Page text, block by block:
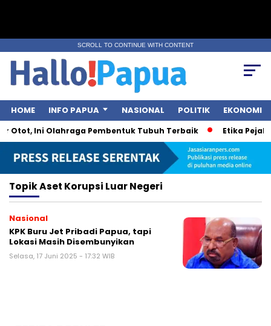
SCROLL TO CONTINUE WITH CONTENT
HOME INFO PAPUA NASIONAL POLITIK EKONOMI
Otot, Ini Olahraga Pembentuk Tubuh Terbaik Etika
TopikAset Korupsi Luar Negeri
Nasional
KPK Buru Jet Pribadi Papua, tapi
Lokasi Masih Disembunyikan
Selasa, 17 Juni 2025 - 17:32 WIB